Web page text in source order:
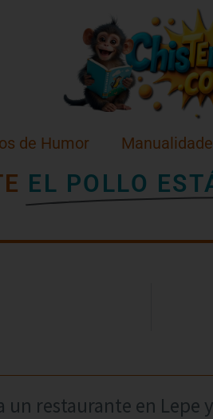
de Humor
EL POLLO
un restaurante en Lepe